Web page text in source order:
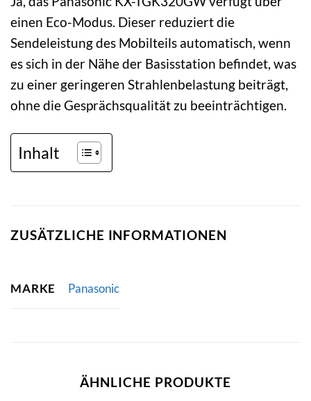
einen Eco-Modus. Dieser reduziert die
Sendeleistung des Mobilteils automatisch, wenn
es sich in der Nähe der Basisstation befindet, was
zu einer geringeren Strahlenbelastung beiträgt,
ohne die Gesprächsqualität zu beeinträchtigen.
Inhalt
ZUSÄTZLICHE INFORMATIONEN
MARKE Panasonic
ÄHNLICHE PRODUKTE